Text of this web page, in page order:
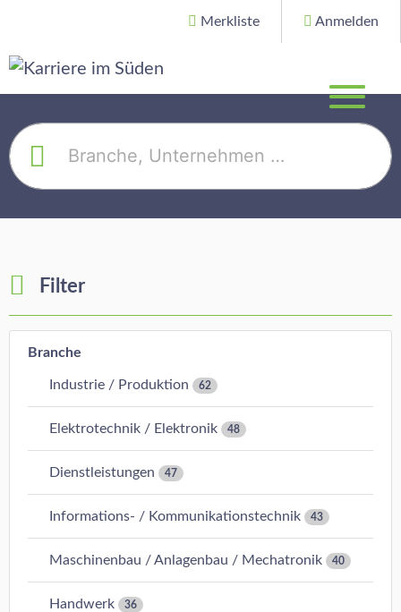
Merkliste Anmelden
Filter
Branche
Industrie / Produktion 62
Elektrotechnik / Elektronik 48
Dienstleistungen 47
Informations- / Kommunikationstechnik 43
Maschinenbau / Anlagenbau / Mechatronik 40
Handwerk 36